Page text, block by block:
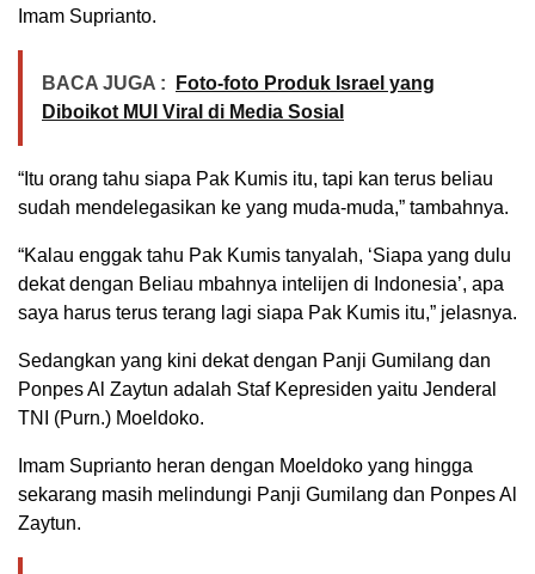
Imam Suprianto.
BACA JUGA :
Foto-foto Produk Israel yang
Diboikot MUI Viral di Media Sosial
“Itu orang tahu siapa Pak Kumis itu, tapi kan terus beliau
sudah mendelegasikan ke yang muda-muda,” tambahnya.
“Kalau enggak tahu Pak Kumis tanyalah, ‘Siapa yang dulu
dekat dengan Beliau mbahnya intelijen di Indonesia’, apa
saya harus terus terang lagi siapa Pak Kumis itu,” jelasnya.
Sedangkan yang kini dekat dengan Panji Gumilang dan
Ponpes Al Zaytun adalah Staf Kepresiden yaitu Jenderal
TNI (Purn.) Moeldoko.
Imam Suprianto heran dengan Moeldoko yang hingga
sekarang masih melindungi Panji Gumilang dan Ponpes Al
Zaytun.